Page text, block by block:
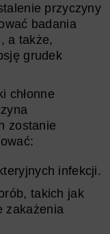
przyczyny
badania
a także,
grudek
chłonne
zostanie
infekcji.
takich jak
zakażenia